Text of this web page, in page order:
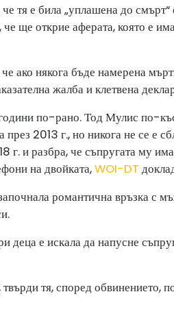
тя е била „уплашена до смърт“
ще открие аферата, която е
ако някога бъде намерена
жалба и клетвена
по-рано. Тод Мулис по-
2013 г., но никога не се е
г. и разбра, че съпругата му
на двойката,WOI-DT
романтична връзка с
деца е искала да напусне
тя, според обвинението,